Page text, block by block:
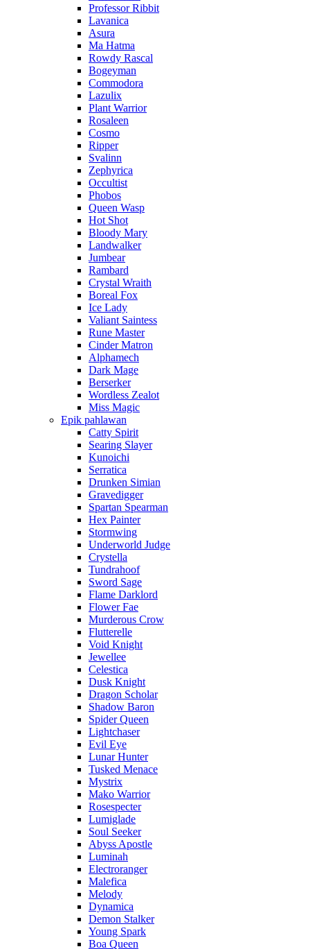
Professor Ribbit
Lavanica
Asura
Ma Hatma
Rowdy Rascal
Bogeyman
Commodora
Lazulix
Plant Warrior
Rosaleen
Cosmo
Ripper
Svalinn
Zephyrica
Occultist
Phobos
Queen Wasp
Hot Shot
Bloody Mary
Landwalker
Jumbear
Rambard
Crystal Wraith
Boreal Fox
Ice Lady
Valiant Saintess
Rune Master
Cinder Matron
Alphamech
Dark Mage
Berserker
Wordless Zealot
Miss Magic
Epik pahlawan
Catty Spirit
Searing Slayer
Kunoichi
Serratica
Drunken Simian
Gravedigger
Spartan Spearman
Hex Painter
Stormwing
Underworld Judge
Crystella
Tundrahoof
Sword Sage
Flame Darklord
Flower Fae
Murderous Crow
Flutterelle
Void Knight
Jewellee
Celestica
Dusk Knight
Dragon Scholar
Shadow Baron
Spider Queen
Lightchaser
Evil Eye
Lunar Hunter
Tusked Menace
Mystrix
Mako Warrior
Rosespecter
Lumiglade
Soul Seeker
Abyss Apostle
Luminah
Electroranger
Malefica
Melody
Dynamica
Demon Stalker
Young Spark
Boa Queen